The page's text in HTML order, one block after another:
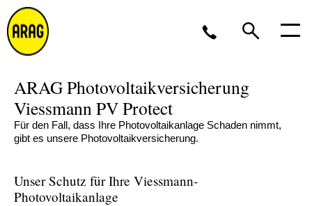
Montag bis Freitag 8 bis 17 Uhr, oder per
Mail
0211 963-2561
ARAG Photovoltaikversicherung
Viessmann PV Protect
Für den Fall, dass Ihre Photovoltaikanlage Schaden nimmt,
gibt es unsere Photovoltaikversicherung.
Unser Schutz für Ihre Viessmann-
Photovoltaikanlage